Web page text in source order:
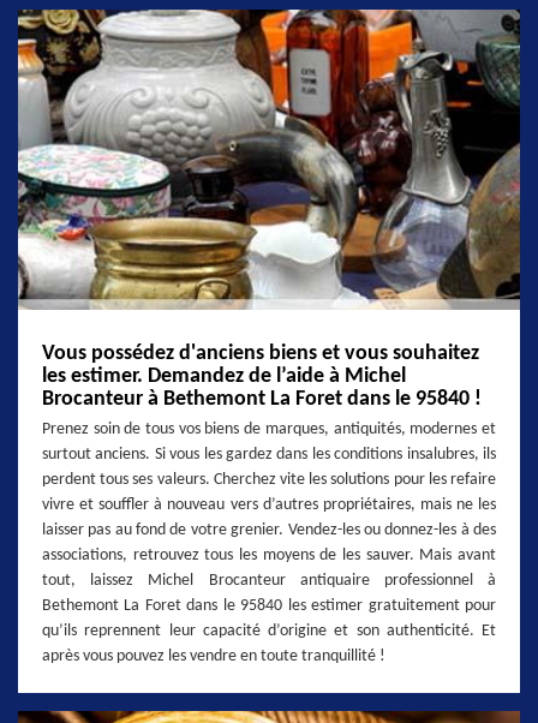
Vous possédez d'anciens biens et vous souhaitez
les estimer. Demandez de l’aide à Michel
Brocanteur à Bethemont La Foret dans le 95840 !
Prenez soin de tous vos biens de marques, antiquités, modernes et
surtout anciens. Si vous les gardez dans les conditions insalubres, ils
perdent tous ses valeurs. Cherchez vite les solutions pour les refaire
vivre et souffler à nouveau vers d’autres propriétaires, mais ne les
laisser pas au fond de votre grenier. Vendez-les ou donnez-les à des
associations, retrouvez tous les moyens de les sauver. Mais avant
tout, laissez Michel Brocanteur antiquaire professionnel à
Bethemont La Foret dans le 95840 les estimer gratuitement pour
qu’ils reprennent leur capacité d’origine et son authenticité. Et
après vous pouvez les vendre en toute tranquillité !